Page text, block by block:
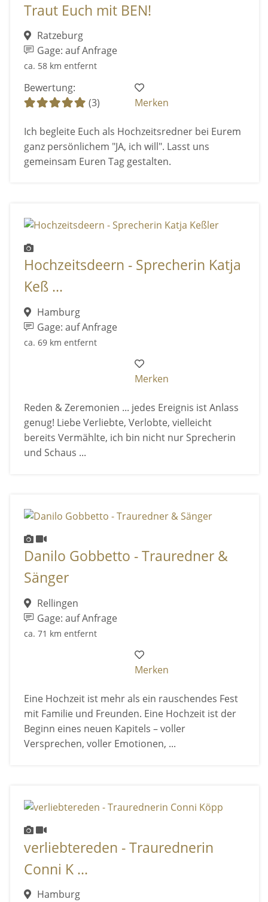
Traut Euch mit BEN!
Ratzeburg
Gage: auf Anfrage
ca. 58 km entfernt
Bewertung:
(3)
Merken
Ich begleite Euch als Hochzeitsredner bei Eurem
ganz persönlichem "JA, ich will". Lasst uns
gemeinsam Euren Tag gestalten.
Hochzeitsdeern - Sprecherin Katja
Keß ...
Hamburg
Gage: auf Anfrage
ca. 69 km entfernt
Merken
Reden & Zeremonien ... jedes Ereignis ist Anlass
genug! Liebe Verliebte, Verlobte, vielleicht
bereits Vermählte, ich bin nicht nur Sprecherin
und Schaus ...
Danilo Gobbetto - Trauredner &
Sänger
Rellingen
Gage: auf Anfrage
ca. 71 km entfernt
Merken
Eine Hochzeit ist mehr als ein rauschendes Fest
mit Familie und Freunden. Eine Hochzeit ist der
Beginn eines neuen Kapitels – voller
Versprechen, voller Emotionen, ...
verliebtereden - Traurednerin
Conni K ...
Hamburg